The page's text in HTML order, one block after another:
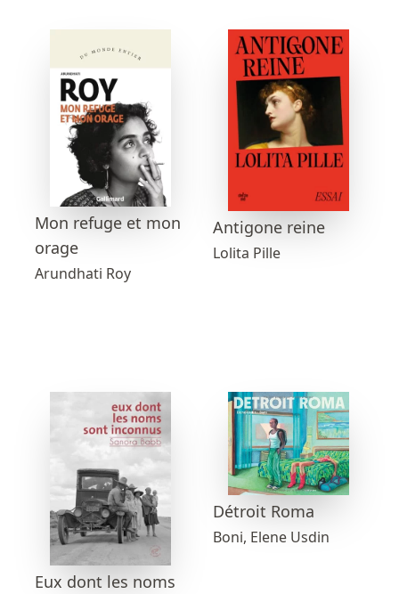
Mon refuge et mon
orage
Arundhati Roy
Antigone reine
Lolita Pille
Eux dont les noms
Détroit Roma
Boni, Elene Usdin